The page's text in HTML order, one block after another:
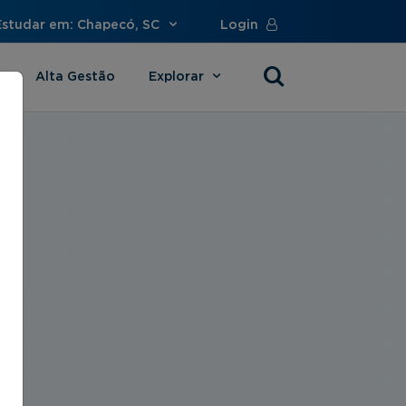
em: Chapecó, SC Login
Alta Gestão Explorar